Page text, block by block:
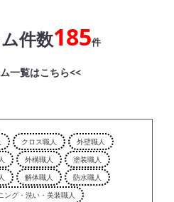
件数185件
一覧はこちら<<
クロス職人
外壁職人
外構職人
塗装職人
解体職人
防水職人
ング・洗い・美装職人